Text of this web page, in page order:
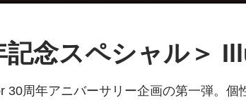
記念スペシャル＞
30周年アニバーサリー企画の第一弾。 個